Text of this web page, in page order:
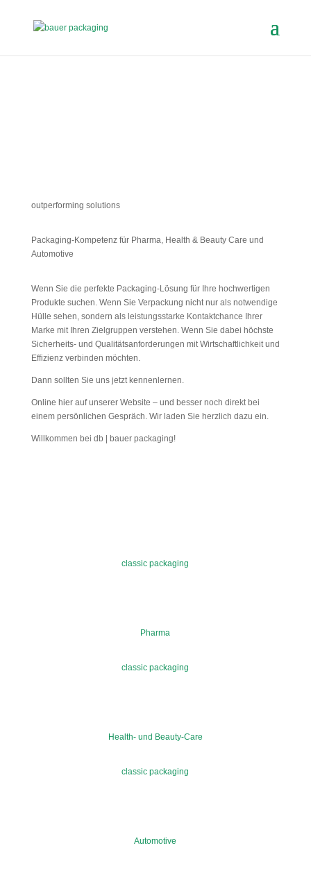
outperforming solutions
Packaging-Kompetenz für Pharma, Health & Beauty Care und
Automotive
Wenn Sie die perfekte Packaging-Lösung für Ihre hochwertigen
Produkte suchen. Wenn Sie Verpackung nicht nur als notwendige
Hülle sehen, sondern als leistungsstarke Kontaktchance Ihrer
Marke mit Ihren Zielgruppen verstehen. Wenn Sie dabei höchste
Sicherheits- und Qualitätsanforderungen mit Wirtschaftlichkeit und
Effizienz verbinden möchten.
Dann sollten Sie uns jetzt kennenlernen.
Online hier auf unserer Website – und besser noch direkt bei
einem persönlichen Gespräch. Wir laden Sie herzlich dazu ein.
Willkommen bei db | bauer packaging!
classic packaging
Pharma
classic packaging
Health- und Beauty-Care
classic packaging
Automotive